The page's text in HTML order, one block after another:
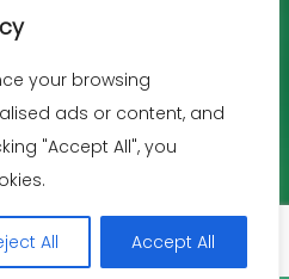
your browsing
ads or content, and
"Accept All", you
All Accept All
Privacy policy Disclaimer